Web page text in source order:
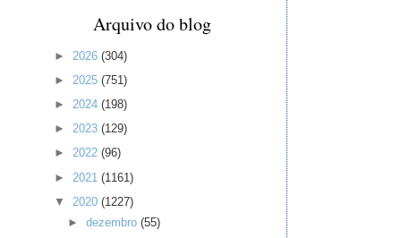
Arquivo do blog
► 2026 (304)
► 2025 (751)
► 2024 (198)
► 2023 (129)
► 2022 (96)
► 2021 (1161)
▼ 2020 (1227)
►dezembro(55)